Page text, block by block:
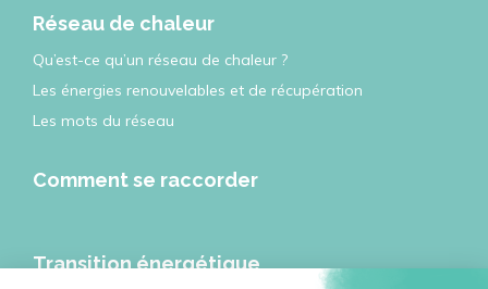
Réseau de chaleur
Qu’est-ce qu’un réseau de chaleur ?
Les énergies renouvelables et de récupération
Les mots du réseau
Comment se raccorder
Transition énergétique